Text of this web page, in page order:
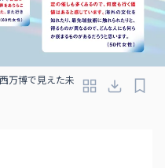
万博で見えた未